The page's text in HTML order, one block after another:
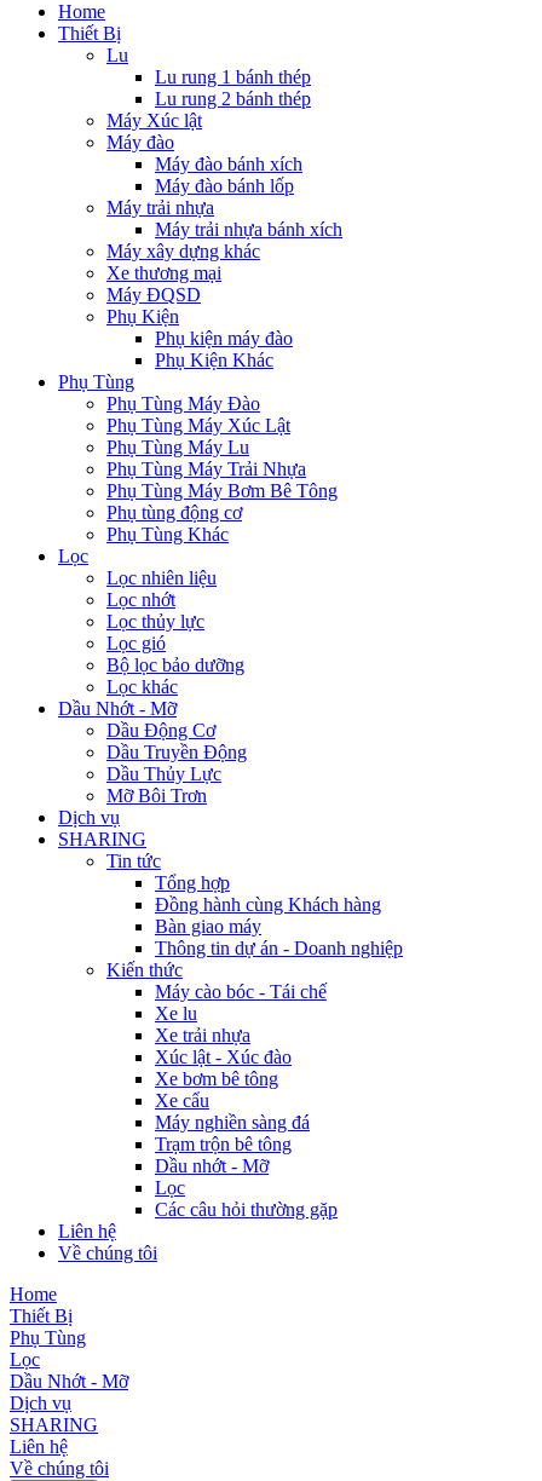
Home
Thiết Bị
Lu
Lu rung 1 bánh thép
Lu rung 2 bánh thép
Máy Xúc lật
Máy đào
Máy đào bánh xích
Máy đào bánh lốp
Máy trải nhựa
Máy trải nhựa bánh xích
Máy xây dựng khác
Xe thương mại
Máy ĐQSD
Phụ Kiện
Phụ kiện máy đào
Phụ Kiện Khác
Phụ Tùng
Phụ Tùng Máy Đào
Phụ Tùng Máy Xúc Lật
Phụ Tùng Máy Lu
Phụ Tùng Máy Trải Nhựa
Phụ Tùng Máy Bơm Bê Tông
Phụ tùng động cơ
Phụ Tùng Khác
Lọc
Lọc nhiên liệu
Lọc nhớt
Lọc thủy lực
Lọc gió
Bộ lọc bảo dưỡng
Lọc khác
Dầu Nhớt - Mỡ
Dầu Động Cơ
Dầu Truyền Động
Dầu Thủy Lực
Mỡ Bôi Trơn
Dịch vụ
SHARING
Tin tức
Tổng hợp
Đồng hành cùng Khách hàng
Bàn giao máy
Thông tin dự án - Doanh nghiệp
Kiến thức
Máy cào bóc - Tái chế
Xe lu
Xe trải nhựa
Xúc lật - Xúc đào
Xe bơm bê tông
Xe cẩu
Máy nghiền sàng đá
Trạm trộn bê tông
Dầu nhớt - Mỡ
Lọc
Các câu hỏi thường gặp
Liên hệ
Về chúng tôi
Home
Thiết Bị
Phụ Tùng
Lọc
Dầu Nhớt - Mỡ
Dịch vụ
SHARING
Liên hệ
Về chúng tôi